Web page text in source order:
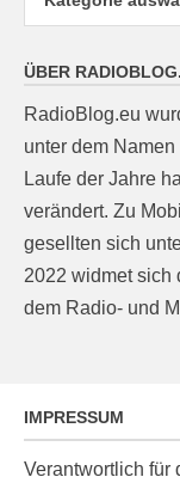
ÜBER
RadioBlog.eu
unter dem
Laufe der Jahre
verändert. Zu
gesellten sich
2022 widmet sich
dem Radio- und
IMPRESSUM
Verantwortlich für